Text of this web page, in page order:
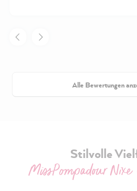
Alle Bewertungen
Stilvolle
MissPompadour